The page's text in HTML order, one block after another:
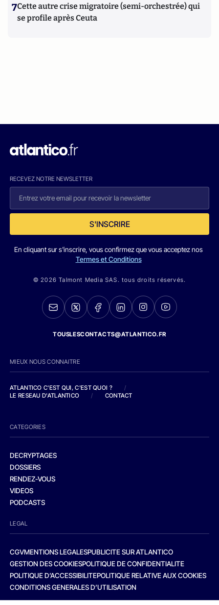
7Cette autre crise migratoire (semi-orchestrée) qui
se profile après Ceuta
RECEVEZ NOTRE NEWSLETTER
S'INSCRIRE
En cliquant sur s'inscrire, vous confirmez que vous acceptez nos
Termes et Conditions
© 2026 Talmont Media SAS. tous droits réservés.
TOUSLESCONTACTS@ATLANTICO.FR
MIEUX NOUS CONNAITRE
ATLANTICO C'EST QUI, C'EST QUOI ?
/
LE RESEAU D'ATLANTICO
/ CONTACT
CATEGORIES
DECRYPTAGES
DOSSIERS
RENDEZ-VOUS
VIDEOS
PODCASTS
LEGAL
CGVMENTIONS LEGALESPUBLICITE SUR ATLANTICO
GESTION DES COOKIESPOLITIQUE DE CONFIDENTIALITE
POLITIQUE D’ACCESSIBILITEPOLITIQUE RELATIVE AUX COOKIES
CONDITIONS GENERALES D’UTILISATION